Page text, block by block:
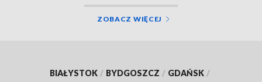
ZOBACZ WIĘCEJ
BIAŁYSTOK / BYDGOSZCZ / GDAŃSK /